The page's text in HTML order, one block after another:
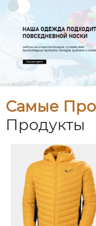
Самые
Продукты